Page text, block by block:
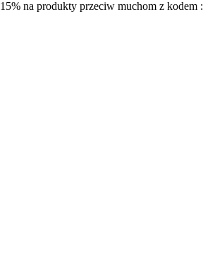
15% na produkty przeciw muchom z kodem :